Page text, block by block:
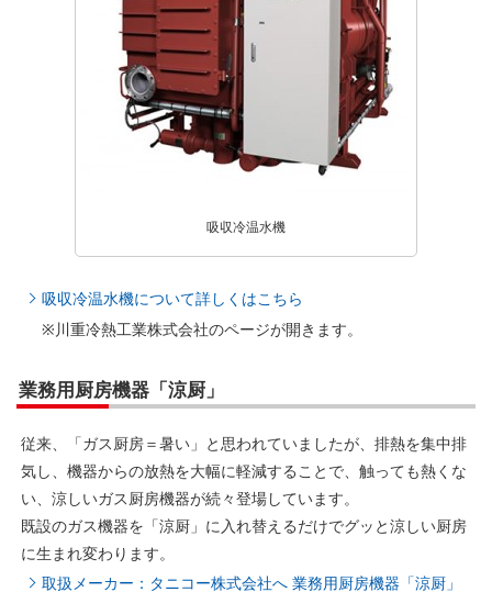
吸収冷温水機
吸収冷温水機について詳しくはこちら
※川重冷熱工業株式会社のページが開きます。
業務用厨房機器「涼厨」
従来、「ガス厨房＝暑い」と思われていましたが、排熱を集中排
気し、機器からの放熱を大幅に軽減することで、触っても熱くな
い、涼しいガス厨房機器が続々登場しています。
既設のガス機器を「涼厨」に入れ替えるだけでグッと涼しい厨房
に生まれ変わります。
取扱メーカー：タニコー株式会社へ 業務用厨房機器「涼厨」